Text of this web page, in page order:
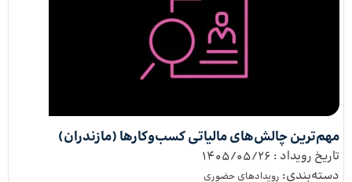
مهم‌ترین چالش‌های مالیاتی کسب‌وکارها (مازندران)
تاریخ رویداد : 1405/05/26
دسته‌بندی: رویدادهای حضوری